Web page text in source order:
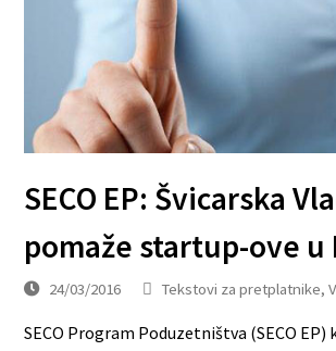
SECO EP: Švicarska
pomaže startup-ove u
24/03/2016 Tekstovi za pretplatnike,
SECO Program Poduzetništva (SECO EP)